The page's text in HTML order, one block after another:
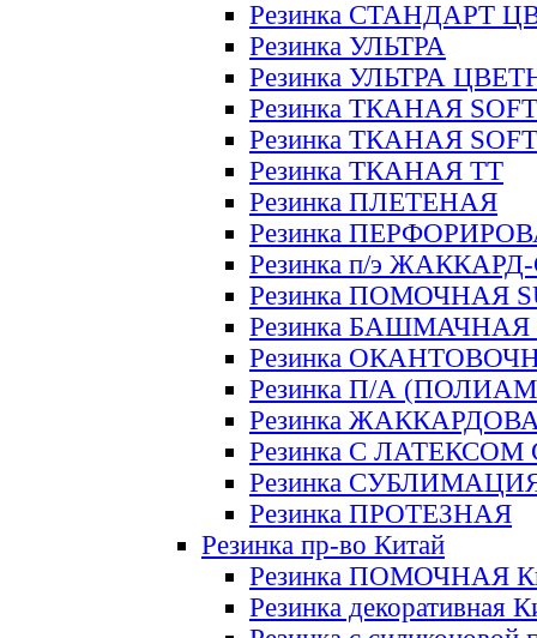
Резинка СТАНДАРТ
Резинка УЛЬТРА
Резинка УЛЬТРА
Резинка ТКАНАЯ SOFT
Резинка ТКАНАЯ
Резинка ТКАНАЯ ТТ
Резинка ПЛЕТЕНАЯ
Резинка
Резинка п/э
Резинка ПОМОЧНАЯ
Резинка БАШМАЧНАЯ
Резинка
Резинка П/А
Резинка
Резинка С ЛАТЕКСОМ
Резинка
Резинка ПРОТЕЗНАЯ
Резинка пр-во Китай
Резинка ПОМОЧНАЯ
Резинка декоративная